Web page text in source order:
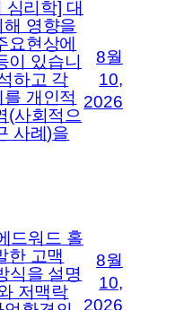
심리학] 대
영향을
요현상에
이 있습니
하고 각
개인적
(사회적으
사례)을
8월
10,
2026
드워드 홀
한 고맥
식을 설명
저맥락
8월
10,
2026